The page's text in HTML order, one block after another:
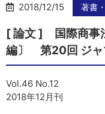
2018/12/15 著書
[ 論文 ] 国際商事
編〕 第20回 ジャ
Vol.46 No.12
2018年12月刊